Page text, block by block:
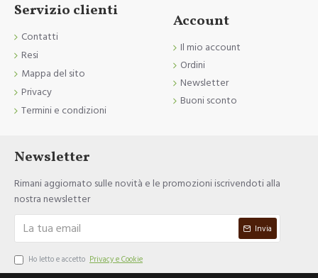
Servizio clienti
Contatti
Resi
Mappa del sito
Privacy
Termini e condizioni
Account
Il mio account
Ordini
Newsletter
Buoni sconto
Newsletter
Rimani aggiornato sulle novità e le promozioni iscrivendoti alla
nostra newsletter
Invia
Ho letto e accetto Privacy e Cookie